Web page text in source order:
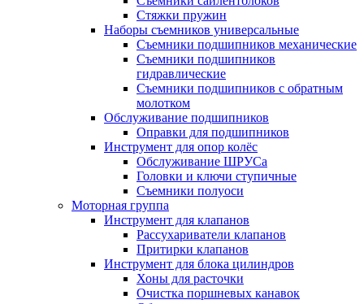
Стяжки пружин
Наборы съемников универсальные
Съемники подшипников механические
Съемники подшипников
гидравлические
Съемники подшипников с обратным
молотком
Обслуживание подшипников
Оправки для подшипников
Инструмент для опор колёс
Обслуживание ШРУСа
Головки и ключи ступичные
Съемники полуоси
Моторная группа
Инструмент для клапанов
Рассухариватели клапанов
Притирки клапанов
Инструмент для блока цилиндров
Хоны для расточки
Очистка поршневых канавок